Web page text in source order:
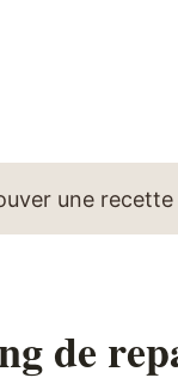
une recette
de